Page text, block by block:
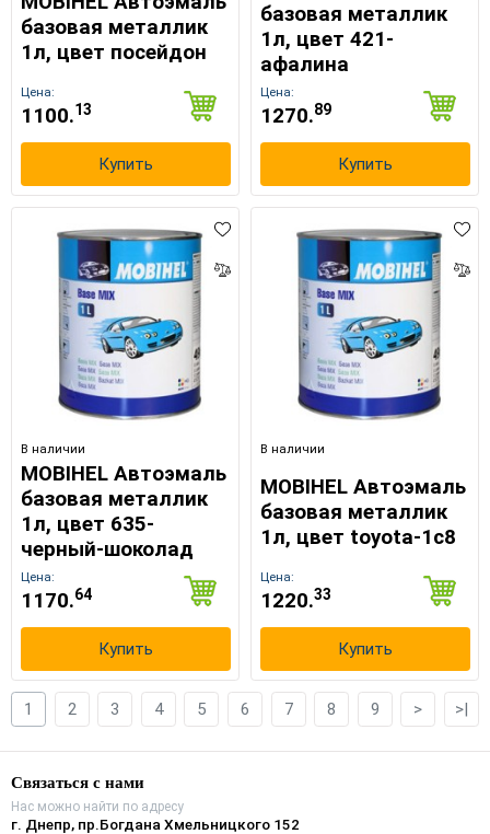
базовая металлик
1л, цвет посейдон
Цена:
1100.13
Купить
базовая металлик
1л, цвет 421-
афалина
Цена:
1270.89
Купить
В наличии
MOBIHEL Автоэмаль
базовая металлик
1л, цвет 635-
черный-шоколад
Цена:
1170.64
Купить
В наличии
MOBIHEL Автоэмаль
базовая металлик
1л, цвет toyota-1c8
Цена:
1220.33
Купить
1 2 3 4 5 6 7 8 9 > >|
Связаться с нами
Нас можно найти по адресу
г. Днепр, пр.Богдана Хмельницкого 152